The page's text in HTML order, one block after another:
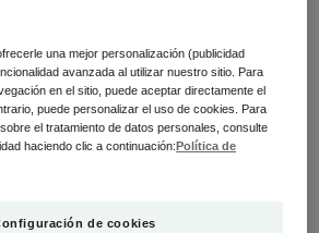
blanca: las manchas de
ligeramente rosáceas, pero la
es una zona de piel blanca
Los dartros contrastan
, esto se conoce como
una mejor personalización (publicidad
avanzada al utilizar nuestro sitio. Para
en el sitio, puede aceptar directamente el
puede personalizar el uso de cookies. Para
el tratamiento de datos personales, consulte
haciendo clic a continuación:Política de
de cookies